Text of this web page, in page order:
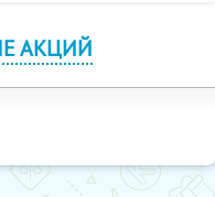
АКЦИЙ